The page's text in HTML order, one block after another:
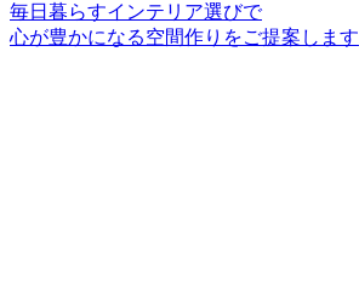
毎日暮らすインテリア選びで
心が豊かになる空間作りをご提案します